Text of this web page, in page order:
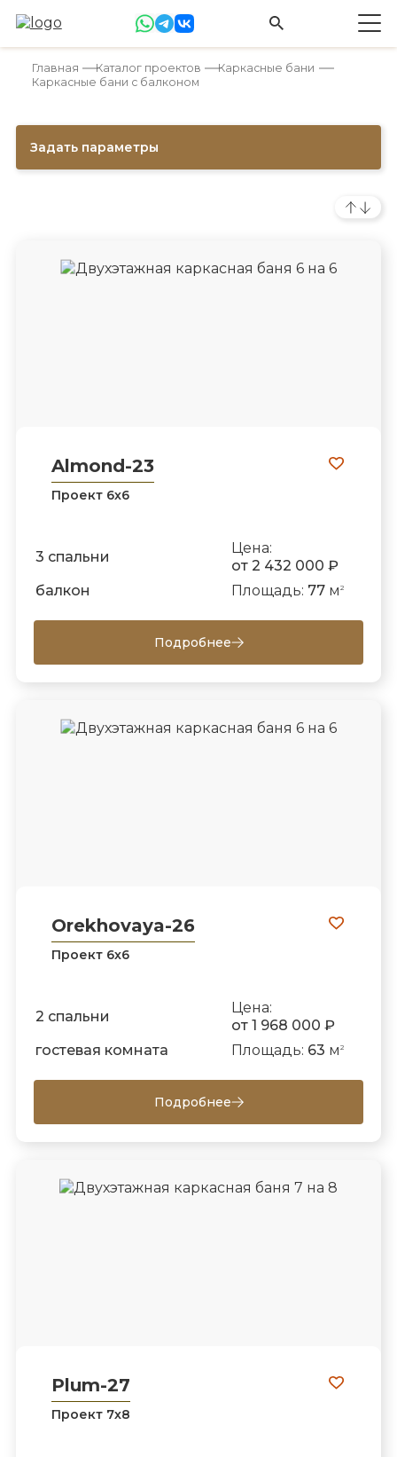
Главная Каталог проектов
Каркасные бани
Каркасные бани с балконом
Задать параметры
Almond-23
Проект 6х6
3 спальни
Цена:
от 2 432 000 ₽
балкон
Площадь: 77м 2
Подробнее
Orekhovaya-26
Проект 6х6
2 спальни
Цена:
от 1 968 000 ₽
гостевая комната
Площадь: 63 м 2
Подробнее
Plum-27
Проект 7х8